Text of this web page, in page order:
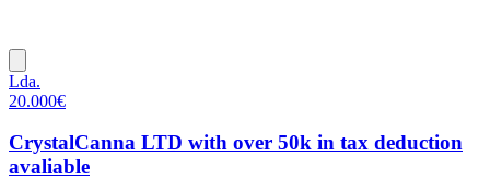
Lda.
20.000€
CrystalCanna LTD with over 50k in tax deduction
avaliable